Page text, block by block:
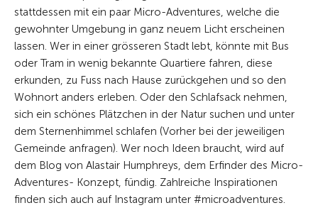
stattdessen mit ein paar Micro-Adventures, welche die
gewohnter Umgebung in ganz neuem Licht erscheinen
lassen. Wer in einer grösseren Stadt lebt, könnte mit Bus
oder Tram in wenig bekannte Quartiere fahren, diese
erkunden, zu Fuss nach Hause zurückgehen und so den
Wohnort anders erleben. Oder den Schlafsack nehmen,
sich ein schönes Plätzchen in der Natur suchen und unter
dem Sternenhimmel schlafen (Vorher bei der jeweiligen
Gemeinde anfragen). Wer noch Ideen braucht, wird auf
dem Blog von Alastair Humphreys, dem Erfinder des Micro-
Adventures- Konzept, fündig. Zahlreiche Inspirationen
finden sich auch auf Instagram unter #microadventures.